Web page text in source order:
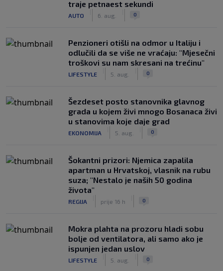
traje petnaest sekundi
AUTO 6. aug. 0
Penzioneri otišli na odmor u Italiju i
odlučili da se više ne vraćaju: "Mjesečni
troškovi su nam skresani na trećinu"
LIFESTYLE 5. aug. 0
Šezdeset posto stanovnika glavnog
grada u kojem živi mnogo Bosanaca živi
u stanovima koje daje grad
EKONOMIJA 5. aug. 0
Šokantni prizori: Njemica zapalila
apartman u Hrvatskoj, vlasnik na rubu
suza; "Nestalo je naših 50 godina
života"
REGIJA prije 16 h 0
Mokra plahta na prozoru hladi sobu
bolje od ventilatora, ali samo ako je
ispunjen jedan uslov
LIFESTYLE 5. aug. 0